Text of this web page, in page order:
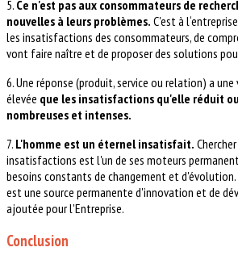
5. Ce n'est pas aux consommateurs de
nouvelles à leurs problèmes. C'est à
les insatisfactions des consommateurs, de
vont faire naître et de proposer des solutions
6. Une réponse (produit, service ou relation) a
élevée que les insatisfactions qu'elle réduit
nombreuses et intenses.
7. L'homme est un éternel insatisfait.
insatisfactions est l'un de ses moteurs
besoins constants de changement et d'évolution.
est une source permanente d'innovation et de
ajoutée pour l'Entreprise.
Conclusion